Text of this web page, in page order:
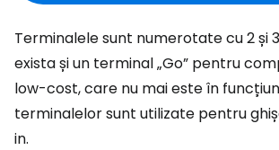
Terminalele sunt numerotate cu 2 și
exista și un terminal „Go” pentru
low-cost, care nu mai este în
terminalelor sunt utilizate pentru
in.